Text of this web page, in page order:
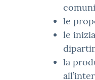
le
le
la